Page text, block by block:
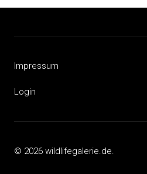
Impressum
Login
© 2026 wildlifegalerie.de.